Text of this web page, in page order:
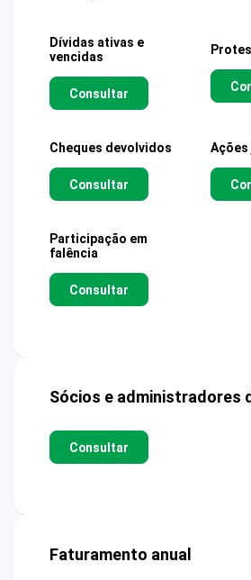
Dívidas ativas e
vencidas
Consultar
Cheques devolvidos
Consultar
Participação em
falência
Consultar
Sócios e administradores
Consultar
Faturamento anual